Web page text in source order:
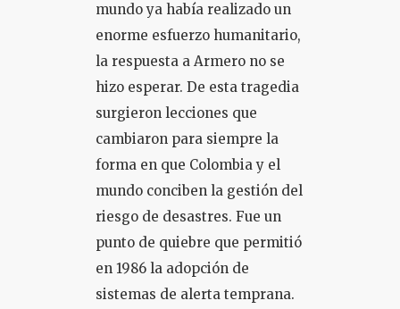
mundo ya había realizado un
enorme esfuerzo humanitario,
la respuesta a Armero no se
hizo esperar. De esta tragedia
surgieron lecciones que
cambiaron para siempre la
forma en que Colombia y el
mundo conciben la gestión del
riesgo de desastres. Fue un
punto de quiebre que permitió
en 1986 la adopción de
sistemas de alerta temprana.